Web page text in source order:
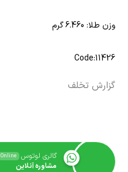
وزن طلا: 6.460 گرم
Code:11426
گزارش تخلف
گالری لوتوس Online
مشاوره آنلاین